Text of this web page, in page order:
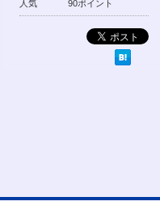
人気 90ポイント